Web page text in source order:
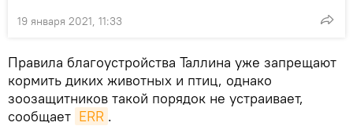
19 января 2021, 11:33
Правила благоустройства Таллина уже запрещают
кормить диких животных и птиц, однако
зоозащитников такой порядок не устраивает,
сообщает ERR .